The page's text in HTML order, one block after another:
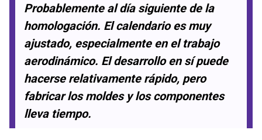
Probablemente al día siguiente de la
homologación. El calendario es muy
ajustado, especialmente en el trabajo
aerodinámico. El desarrollo en sí puede
hacerse relativamente rápido, pero
fabricar los moldes y los componentes
lleva tiempo.